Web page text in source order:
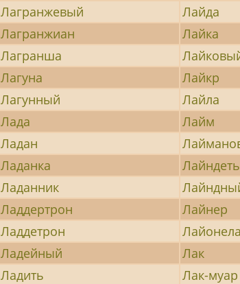
Лагранжевый
Лайда
Лагранжиан
Лайка
Лагранша
Лагуна
Лайкр
Лагунный
Лайла
Лада
Лайм
Ладан
Ладанка
Лайндеть
Ладанник
Ладдертрон
Лайнер
Ладдетрон
Лайонела
Ладейный
Лак
Ладить
Лак-муар